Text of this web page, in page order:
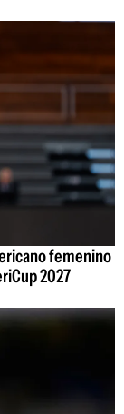
femenino
2027